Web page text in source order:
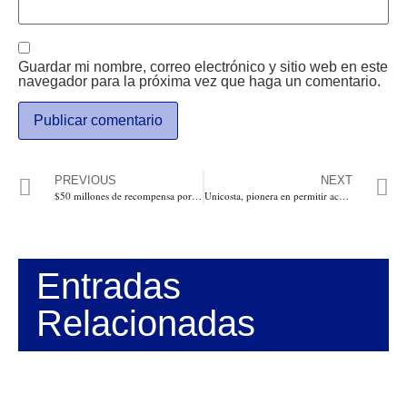
Guardar mi nombre, correo electrónico y sitio web en este
navegador para la próxima vez que haga un comentario.
PREVIOUS
$50 millones de recompensa por información de terroristas que con armas y explosivos de alto poder hizo blanco en las tanquetas del Esmad e intentó derribar el helicóptero de la Policía en Cali
NEXT
Unicosta, pionera en permitir acceso a su Biblioteca, desde Facebook
Entradas
Relacionadas